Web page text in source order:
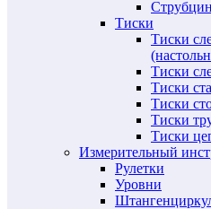
Тиски
Тиски
Тиски
Тиски
Тиски
Тиски
Тиски
Измерительный
Рулетки
Уровни